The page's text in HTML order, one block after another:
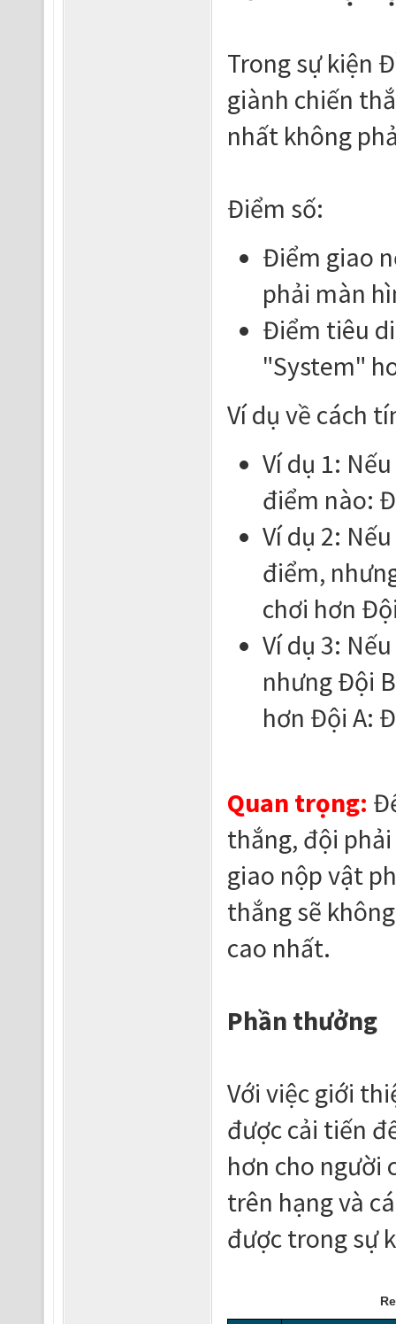
Trong sự kiện
giành chiến
nhất không
Điểm số:
Điểm giao
phải màn
Điểm tiêu
"System"
Ví dụ về cách
Ví dụ 1:
điểm nào:
Ví dụ 2:
điểm,
chơi hơn
Ví dụ 3:
nhưng Đội
hơn Đội A:
Quan trọng:
thắng, đội
giao nộp vật
thắng sẽ
cao nhất.
Phần thưởng
Với việc giới
được cải tiến
hơn cho người
trên hạng và
được trong sự